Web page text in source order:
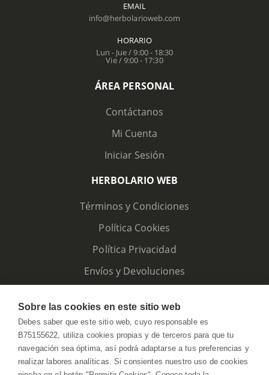
EMAIL
info@herbolarioweb.com
HORARIO
Lun - Jue / 9:00 - 18:30
Vie / 9:00 - 17:30
ÁREA PERSONAL
Contáctanos
Mi Cuenta
Iniciar Sesión
HERBOLARIO WEB
Términos y Condiciones
Política Cookies
Política Privacidad
Envíos y Devoluciones
Sobre las cookies en este sitio web
Debes saber que este sitio web, cuyo responsable es
B75155622, utiliza cookies propias y de terceros para que tu
navegación sea óptima, así podrá adaptarse a tus preferencias y
realizar labores analíticas. Si consientes nuestro uso de cookies